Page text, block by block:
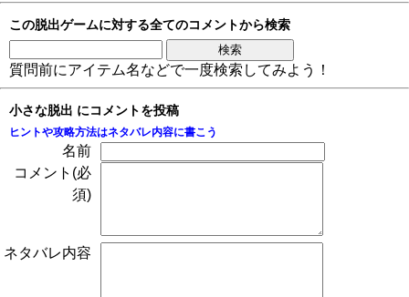
この脱出ゲームに対する全てのコメントから検索
質問前にアイテム名などで一度検索してみよう！
小さな脱出 にコメントを投稿
ヒントや攻略方法はネタバレ内容に書こう
名前
コメント(必
須)
ネタバレ内容